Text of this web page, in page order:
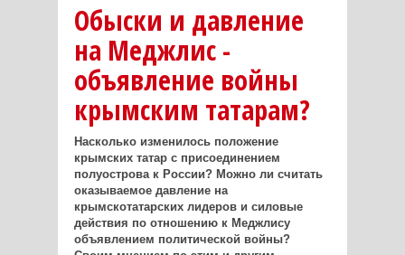
Обыски и давление
на Меджлис -
объявление войны
крымским татарам?
Насколько изменилось положение
крымских татар с присоединением
полуострова к России? Можно ли считать
оказываемое давление на
крымскотатарских лидеров и силовые
действия по отношению к Меджлису
объявлением политической войны?